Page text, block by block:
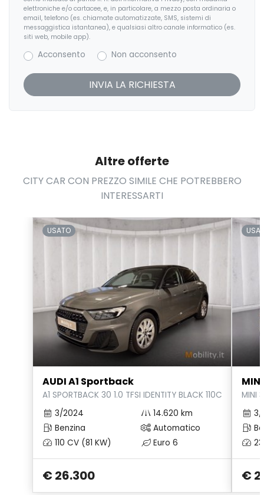
elettroniche e/o cartacee, e, in particolare, a mezzo posta ordinaria o
email, telefono (es. chiamate automatizzate, SMS, sistemi di
messaggistica istantanea), e qualsiasi altro canale informatico (es.
siti web, mobile app).
Acconsento Non acconsento
Altre offerte
CITY CAR CON PREZZO SIMILE CHE POTREBBERO
INTERESSARTI
USATO
AUDI A1 Sportback
A1 SPORTBACK 30 1.0 TFSI IDENTITY BLACK 110CV S-
3/2024
14.620 km
Benzina
Automatico
110 CV (81 KW)
Euro 6
€ 26.300
MINI
3/
€